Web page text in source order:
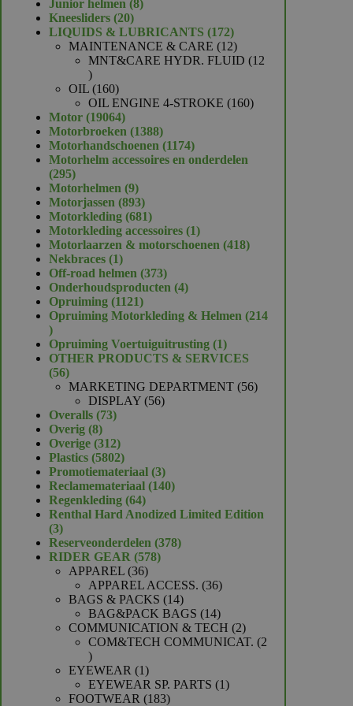
product
Junior helmen 88
Kneesliders 2020
producten
LIQUIDS & LUBRICANTS 172172
producten
MAINTENANCE & CARE 1212
producten
MNT&CARE HYDR. FLUID
12
12
producten
OIL 160160
producten
OIL ENGINE 4-STROKE 160160
Motor 1906419064
producten
Motorbroeken 13881388
producten
Motorhandschoenen 11741174
producten
Motorhelm accessoires en onderdelen
295295
producten
Motorhelmen 99
producten
Motorjassen 893893
producten
Motorkleding 681681
producten
Motorkleding accessoires 11
product
Motorlaarzen & motorschoenen 418418
Nekbraces 11
product
Off-road helmen 373373
producten
Onderhoudsproducten 44
Opruiming 11211121
producten
Opruiming Motorkleding & Helmen
214
214
producten
Opruiming Voertuiguitrusting 11
product
OTHER PRODUCTS & SERVICES
5656
producten
MARKETING DEPARTMENT 5656
DISPLAY 5656
Overalls 7373
Overig 88
producten
Overige 312312
producten
Plastics 58025802
producten
Promotiemateriaal 33
producten
Reclamemateriaal 140140
Regenkleding 6464
producten
Renthal Hard Anodized Limited Edition
33
producten
Reserveonderdelen 378378
RIDER GEAR 578578
APPAREL 3636
producten
APPAREL ACCESS. 3636
BAGS & PACKS 1414
producten
BAG&PACK BAGS 1414
producten
COMMUNICATION & TECH 22
producten
COM&TECH COMMUNICAT.
2
2
producten
EYEWEAR 11
product
EYEWEAR SP. PARTS 11
FOOTWEAR 183183